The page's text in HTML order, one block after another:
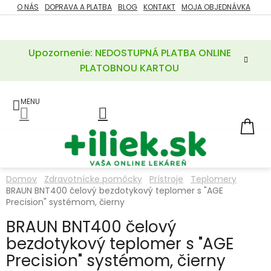
Prejsť
na
Upozornenie: NEDOSTUPNÁ PLATBA ONLINE
PLATOBNOU KARTOU
O NÁS DOPRAVA A PLATBA BLOG KONTAKT MOJA OBJEDNÁVKA
ZĽAVY
POTREBY
A
LIEKY
VITAMÍNY
A
KOZMETIKA
Domov Zdravotnícke pomôcky Prístroje
Teplomery
BRAUN BNT400 čelový bezdotykový teplomer s "AGE
Precision" systémom, čierny
BRAUN BNT400 čelový
bezdotykový teplomer s "AGE
Precision" systémom, čierny